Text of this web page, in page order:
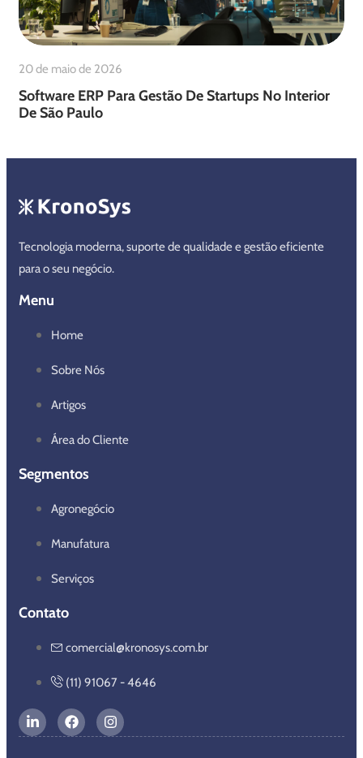
20 de maio de 2026
Software ERP Para Gestão De Startups No Interior
De São Paulo
Tecnologia moderna, suporte de qualidade e gestão eficiente
para o seu negócio.
Menu
Home
Sobre Nós
Artigos
Área do Cliente
Segmentos
Agronegócio
Manufatura
Serviços
Contato
comercial@kronosys.com.br
(11) 91067 - 4646